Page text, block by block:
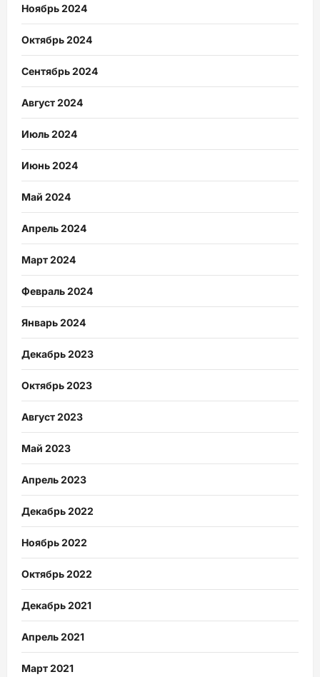
Ноябрь 2024
Октябрь 2024
Сентябрь 2024
Август 2024
Июль 2024
Июнь 2024
Май 2024
Апрель 2024
Март 2024
Февраль 2024
Январь 2024
Декабрь 2023
Октябрь 2023
Август 2023
Май 2023
Апрель 2023
Декабрь 2022
Ноябрь 2022
Октябрь 2022
Декабрь 2021
Апрель 2021
Март 2021